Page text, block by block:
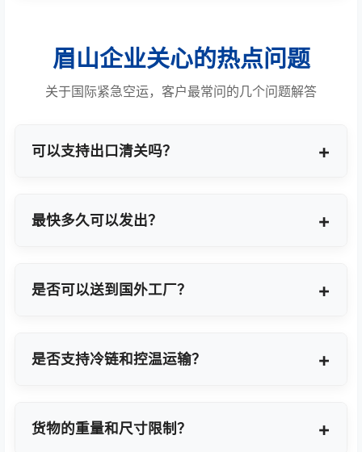
眉山企业关心的热点问题
关于国际紧急空运，客户最常问的几个问题解答
可以支持出口清关吗？
最快多久可以发出？
是否可以送到国外工厂？
是否支持冷链和控温运输？
货物的重量和尺寸限制？